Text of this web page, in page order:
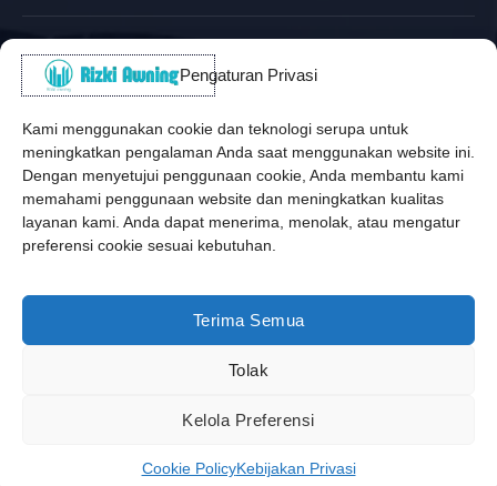
Pengaturan Privasi
Kami menggunakan cookie dan teknologi serupa untuk
meningkatkan pengalaman Anda saat menggunakan website ini.
Dengan menyetujui penggunaan cookie, Anda membantu kami
memahami penggunaan website dan meningkatkan kualitas
layanan kami. Anda dapat menerima, menolak, atau mengatur
preferensi cookie sesuai kebutuhan.
Terima Semua
Tolak
Kelola Preferensi
Cookie PolicyKebijakan Privasi
Alamat Kantor
✆ WhatsApp / Telepon
(+62) 815-8575-4435
Pusat Sukabumi
Sukamanis, Kadudampit, Sukabumi
Cabang Jakarta
Kembangan, Jakarta Barat
Copyright © 2026 Rizki Awning. All Rights Reserved.
Developed byJasa Web Sukabumi